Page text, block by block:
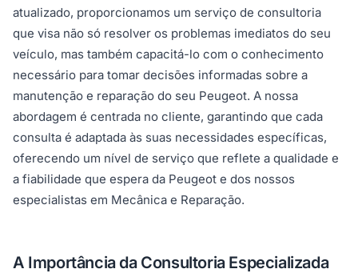
atualizado, proporcionamos um serviço de consultoria
que visa não só resolver os problemas imediatos do seu
veículo, mas também capacitá-lo com o conhecimento
necessário para tomar decisões informadas sobre a
manutenção e reparação do seu Peugeot. A nossa
abordagem é centrada no cliente, garantindo que cada
consulta é adaptada às suas necessidades específicas,
oferecendo um nível de serviço que reflete a qualidade e
a fiabilidade que espera da Peugeot e dos nossos
especialistas em Mecânica e Reparação.
A Importância da Consultoria Especializada